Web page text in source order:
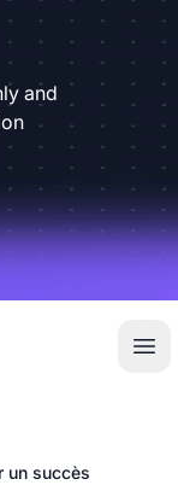
and
un succès